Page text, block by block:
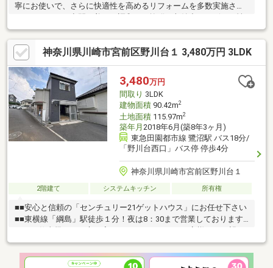
寧にお使いで、さらに快適性を高めるリフォームを多数実施され
を兼ね備えた「こだわりの造り付け家具」・室内各所にわたりリ
フォームが施されており、新生活を気持ちよくスタートできま
す。《おすすめポイント》・ご家族が集うLDKは約16帖。・リビ
ングダイニング部分には、床暖房を敷設・対面式のカウンターシ
ステムキッチン・玄関を美しく保てる、大容量のシューズクロー
ク・全洋室に収納スペースを完備・主寝室としてお使いいただけ
る約8帖の洋室には、ウォークインクローゼットを設置
神奈川県川崎市宮前区野川台１ 3,480万円 3LDK
3,480万円
間取り 3LDK
建物面積90.42m2
土地面積115.97m2
築年月 2018年6月(築8年3ヶ月)
東急田園都市線 鷺沼駅 バス18分/
「野川台西口」バス停 停歩4分
神奈川県川崎市宮前区野川台１
2階建て システムキッチン 所有権
■■安心と信頼の「センチュリー21ゲットハウス」にお任せ下さい
■■東横線「綱島」駅徒歩１分！夜は8：30まで営業しております
聞かせください！●住宅には興味があるけど何から始めたらいい
の？●条件に合った物件をチョイスして欲しい●賃貸と売買の違い
は？●今の収入でどれくらいのローンが組めるか知りたい不動産